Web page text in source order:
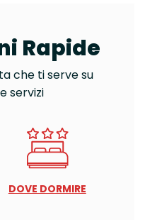
Rapide
che ti serve su
servizi
DOVE DORMIRE